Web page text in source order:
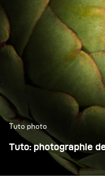
Tuto photo
Tuto: photographie